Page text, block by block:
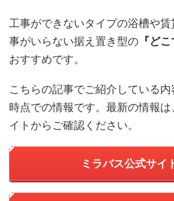
工事ができないタイプの浴槽や
事がいらない据え置き型の 『ど
おすすめです。
こちらの記事でご紹介している
時点での情報です。最新の情報
イトからご確認ください。
ミラバス公式サイ